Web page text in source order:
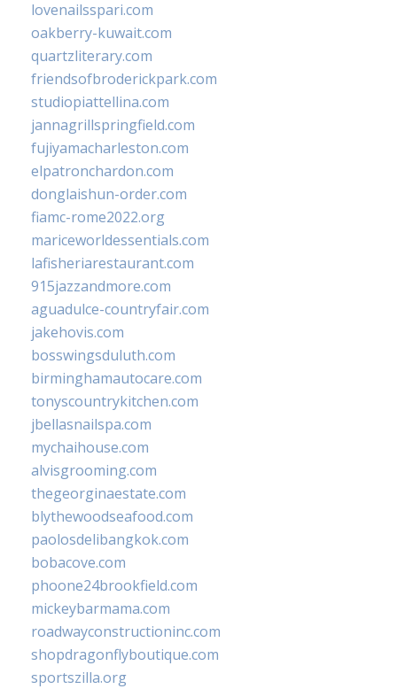
lovenailsspari.com
oakberry-kuwait.com
quartzliterary.com
friendsofbroderickpark.com
studiopiattellina.com
jannagrillspringfield.com
fujiyamacharleston.com
elpatronchardon.com
donglaishun-order.com
fiamc-rome2022.org
mariceworldessentials.com
lafisheriarestaurant.com
915jazzandmore.com
aguadulce-countryfair.com
jakehovis.com
bosswingsduluth.com
birminghamautocare.com
tonyscountrykitchen.com
jbellasnailspa.com
mychaihouse.com
alvisgrooming.com
thegeorginaestate.com
blythewoodseafood.com
paolosdelibangkok.com
bobacove.com
phoone24brookfield.com
mickeybarmama.com
roadwayconstructioninc.com
shopdragonflyboutique.com
sportszilla.org